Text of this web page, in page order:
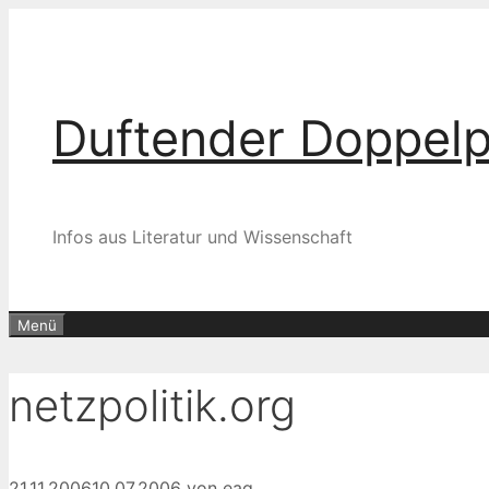
Duftender
Infos aus Literatur und Wissenschaft
Menü
netzpolitik.org